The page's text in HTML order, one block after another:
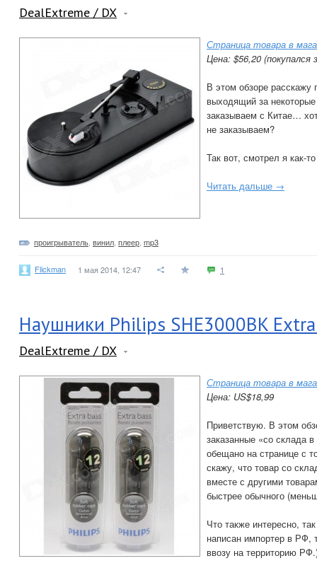
DealExtreme / DX
Страница товара в
Цена: $56,20 (покупался
В этом обзоре расскажу
выходящий за
заказываем с Китае…
не заказываем?
Так вот, смотрел я как-
Читать дальше →
проигрыватель винил плеер mp3
Flickman 1 мая 2014, 12:47 1
Наушники Philips SHE3000BK
DealExtreme / DX
Страница товара в
Цена: US$18,99
Приветствую. В этом
заказанные «со склада
обещано на странице с
скажу, что товар со
вместе с другими
быстрее обычного
Что также интересно,
написан импортер в РФ,
ввозу на территорию